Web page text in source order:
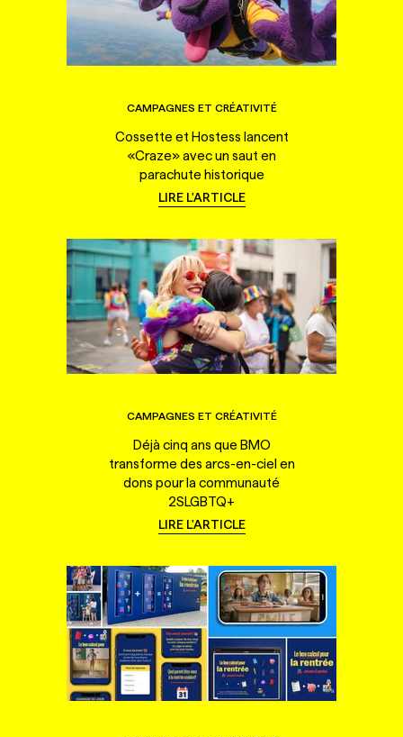
CAMPAGNES ET CRÉATIVITÉ
Cossette et Hostess lancent
«Craze» avec un saut en
parachute historique
LIRE L'ARTICLE
CAMPAGNES ET CRÉATIVITÉ
Déjà cinq ans que BMO
transforme des arcs-en-ciel en
dons pour la communauté
2SLGBTQ+
LIRE L'ARTICLE